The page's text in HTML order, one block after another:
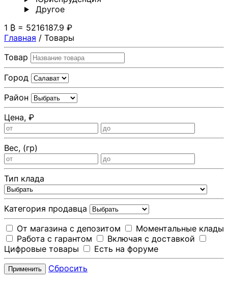
Другoе
1 ₿ = 5216187.9 ₽
Главная / Товары
Товар
Город
Район
Цена, ₽
Вес, (гр)
Тип клада
Категория продавца
От магазина с депозитом
Моментальные клады
Работа с гарантом
Включая с доставкой
Цифровые товары
Есть на форуме
Применить Сбросить